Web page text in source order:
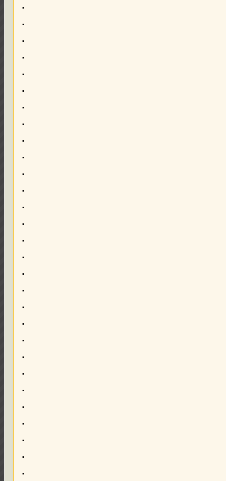
.
.
.
.
.
.
.
.
.
.
.
.
.
.
.
.
.
.
.
.
.
.
.
.
.
.
.
.
.